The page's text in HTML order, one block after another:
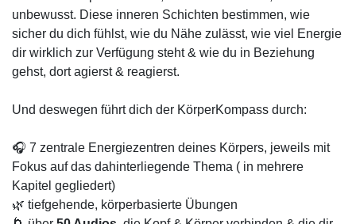
unbewusst. Diese inneren Schichten bestimmen, wie
sicher du dich fühlst, wie du Nähe zulässt, wie viel Energie
dir wirklich zur Verfügung steht & wie du in Beziehung
gehst, dort agierst & reagierst.
Und deswegen führt dich der KörperKompass durch:
🎧 7 zentrale Energiezentren deines Körpers, jeweils mit
Fokus auf das dahinterliegende Thema ( in mehrere
Kapitel gegliedert)
🌿 tiefgehende, körperbasierte Übungen